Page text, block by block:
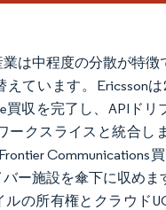
業は中程度の分散が特徴
えています。Ericssonは
買収を完了し、APIドリ
ークスライスと統合し
Communications
ー施設を傘下に収めま
ルの所有権とクラウド